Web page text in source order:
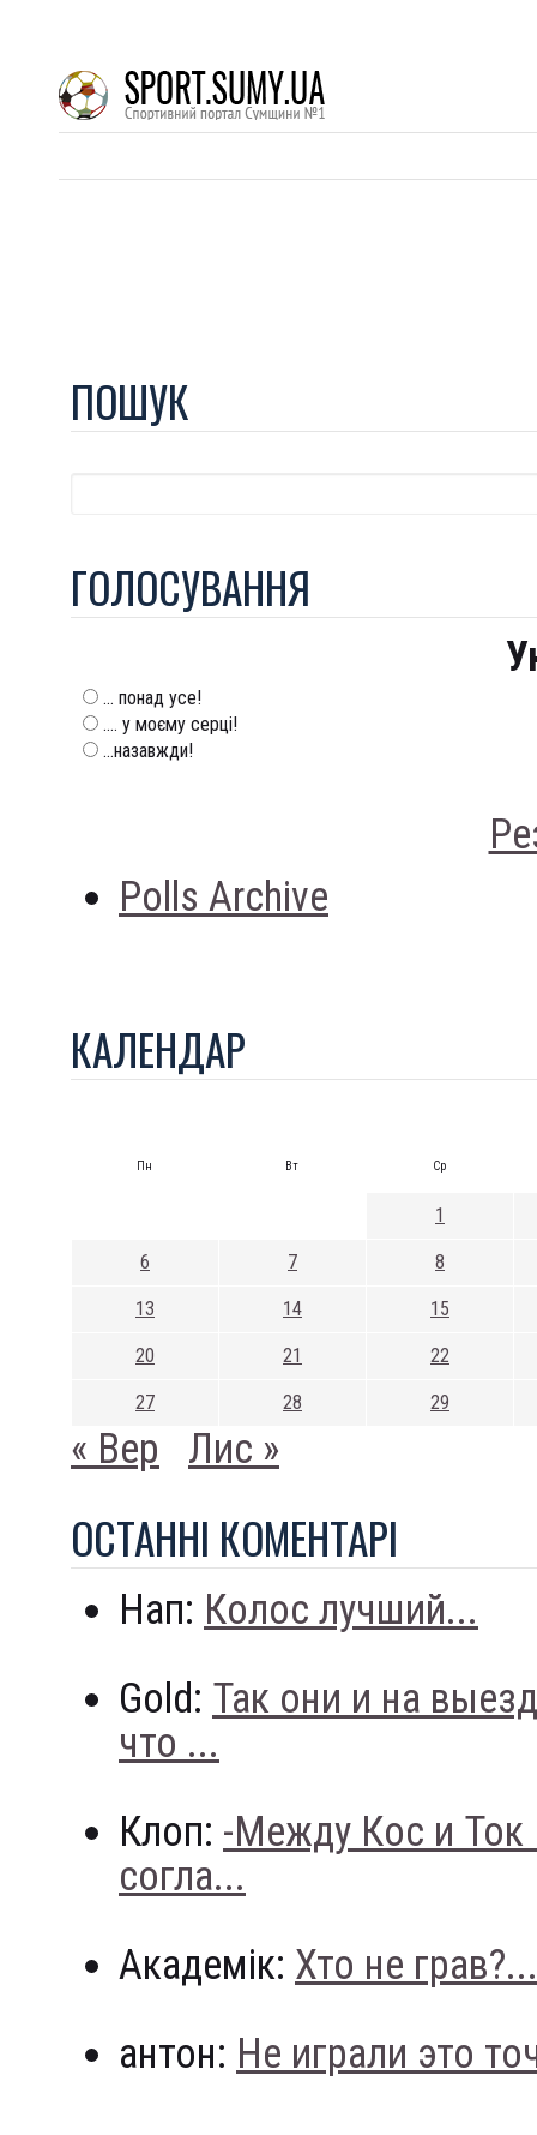
ПОШУК
ГОЛОСУВАННЯ
... понад усе!
.... у моєму серці!
...назавжди!
Polls Archive
КАЛЕНДАР
Пн Вт Ср
1
6 7 8
13 14 15
20 21 22
27 28 29
« Вер Лис »
ОСТАННI КОМЕНТАРI
Нап: Колос лучший...
Gold: Так они и на
что ...
Клоп: -Между Кос и
согла...
Академік: Хто не грав?...
антон: Не играли это